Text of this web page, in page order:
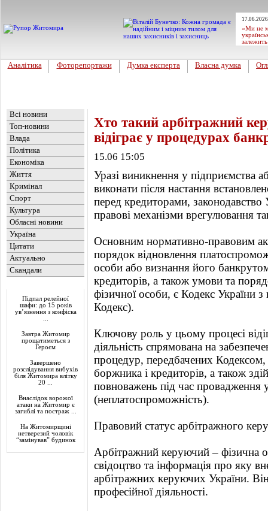
«Ми не
Аналітика Фоторепортажи Думка експерта Власна думка
Всі новини
Топ-новини
Влада
Політика
Економіка
Життя
Кримінал
Спорт
Культура
Обласні новини
Україна
Цитати
Актуально
Скандали
Підпал релейної
шафи: до 15 років
ув’язнення з конфіска
Завтра Житомир
прощатиметься з
Героєм
Завершено
розслідування вибухів
біля Житомира влітку
20 ...
Внаслідок ворожої
атаки на Житомир є
загиблі та постраж ...
На Житомирщині
нетверезий чоловік
“замінував” будинок
Хто такий арбітражний
відіграє у процедурах
15.06 15:05
Уразі виникнення у підприємства
виконати після настання
перед кредиторами, законодавство
правові механізми врегулювання
Основним нормативно-правовим
порядок відновлення
особи або визнання його
кредиторів, а також умови та
фізичної особи, є Кодекс України
Кодекс).
Ключову роль у цьому процесі
діяльність спрямована на
процедур, передбачених Кодексом,
боржника і кредиторів, а також
повноважень під час провадження
(неплатоспроможність).
Правовий статус арбітражного
Арбітражний керуючий – фізична
свідоцтво та інформація про яку
арбітражних керуючих України.
професійної діяльності.